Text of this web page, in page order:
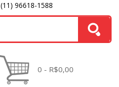
(11) 96618-1588
0 - R$0,00